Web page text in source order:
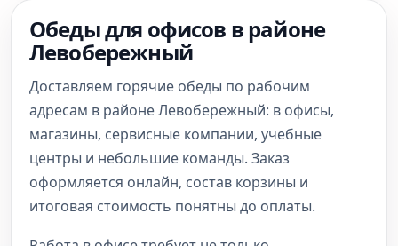
Обеды для офисов в районе
Левобережный
Доставляем горячие обеды по рабочим
адресам в районе Левобережный: в офисы,
магазины, сервисные компании, учебные
центры и небольшие команды. Заказ
оформляется онлайн, состав корзины и
итоговая стоимость понятны до оплаты.